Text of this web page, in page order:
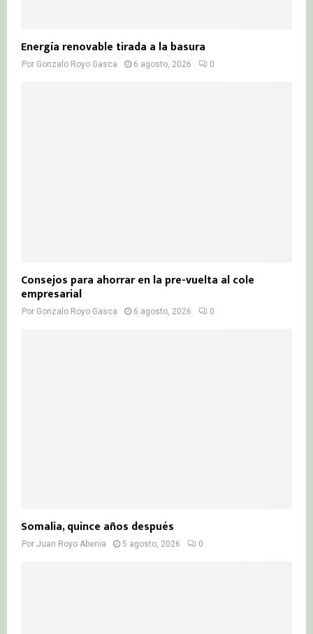
Energía renovable tirada a la basura
Por Gonzalo Royo Gasca 6 agosto, 2026 0
Consejos para ahorrar en la pre-vuelta al cole
empresarial
Por Gonzalo Royo Gasca 6 agosto, 2026 0
Somalia, quince años después
Por Juan Royo Abenia 5 agosto, 2026 0